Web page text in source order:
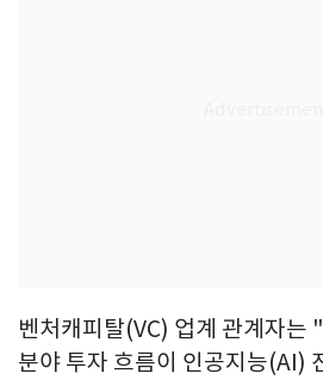
벤처캐피탈(VC) 업계 관계자는
분야 투자 흐름이 인공지능(AI)